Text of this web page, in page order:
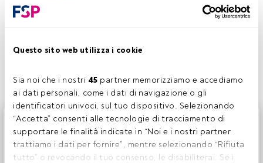
Questo sito web utilizza i cookie
Sia noi che i nostri 45 partner memorizziamo e accediamo
ai dati personali, come i dati di navigazione o gli
identificatori univoci, sul tuo dispositivo. Selezionando
“Accetta” consenti alle tecnologie di tracciamento di
supportare le finalità indicate in “Noi e i nostri partner
trattiamo i dati per fornire”, mentre selezionando “Rifiuta
tutto” o revocando il tuo consenso, le disabiliterai. Se i
Condividi:
Questo è un articolo riservato agli utenti FundsPeople. Se
sei già registrato, accedi tramite il pulsante Login. Se non
hai ancora un account, ti invitiamo a registrarti per scoprire
tutti i contenuti che FundsPeople ha da offrire.